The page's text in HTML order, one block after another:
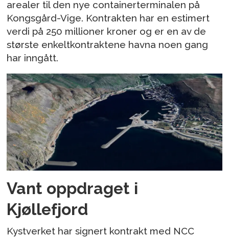
arealer til den nye containerterminalen på
Kongsgård-Vige. Kontrakten har en estimert
verdi på 250 millioner kroner og er en av de
største enkeltkontraktene havna noen gang
har inngått.
Vant oppdraget i
Kjøllefjord
Kystverket har signert kontrakt med NCC